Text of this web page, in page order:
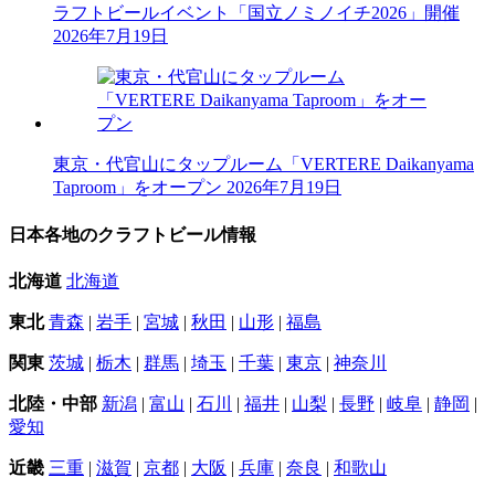
ラフトビールイベント「国立ノミノイチ2026」開催
2026年7月19日
東京・代官山にタップルーム「VERTERE Daikanyama
Taproom」をオープン 2026年7月19日
日本各地のクラフトビール情報
北海道 北海道
東北 青森 | 岩手 | 宮城 | 秋田 | 山形 | 福島
関東 茨城 | 栃木 | 群馬 | 埼玉 | 千葉 | 東京 | 神奈川
北陸・中部 新潟 | 富山 | 石川 | 福井 | 山梨 | 長野 | 岐阜 | 静岡 |
愛知
近畿 三重 | 滋賀 | 京都 | 大阪 | 兵庫 | 奈良 | 和歌山